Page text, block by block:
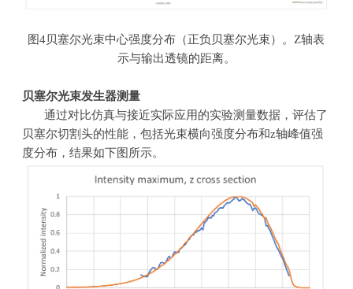
图4贝塞尔光束中心强度分布（正负贝塞尔光束）。Z轴表
示与输出透镜的距离。
贝塞尔光束发生器测量
通过对比仿真与接近实际应用的实验测量数据，评估了
贝塞尔切割头的性能，包括光束横向强度分布和z轴峰值强
度分布，结果如下图所示。